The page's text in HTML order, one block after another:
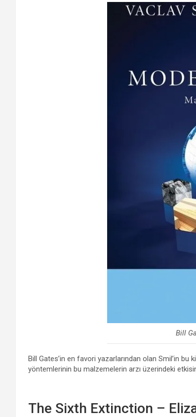
Bill
Bill Gates’in en favori yazarlarından olan Smil’in
yöntemlerinin bu malzemelerin arzı üzerindeki
The Sixth Extinction –